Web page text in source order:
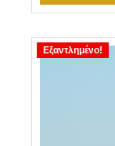
Εξαντλημένο!